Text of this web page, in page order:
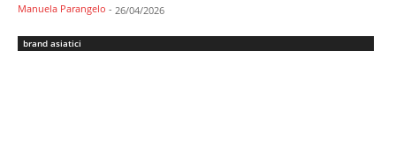
Manuela Parangelo - 26/04/2026
brand asiatici